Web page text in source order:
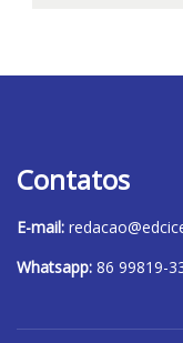
Contatos
E-mail:
Whatsapp: 86 99819-